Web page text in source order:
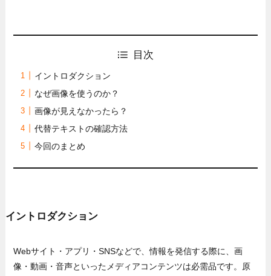
目次
イントロダクション
なぜ画像を使うのか？
画像が見えなかったら？
代替テキストの確認方法
今回のまとめ
イントロダクション
Webサイト・アプリ・SNSなどで、情報を発信する際に、画
像・動画・音声といったメディアコンテンツは必需品です。原